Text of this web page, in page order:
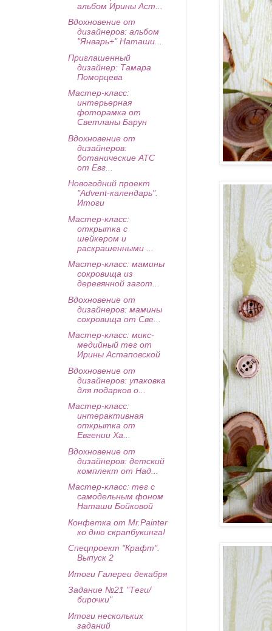
альбом Ирины Аст...
Вдохновение от
дизайнеров: альбом
"Январь+" Наташи...
Приглашенный
дизайнер: Тамара
Поморцева
Мастер-класс:
интерьерная
фоторамка от
Светланы Барун
Вдохновение от
дизайнеров:
ботанические АТС
от Евг...
Новогодний проект
"Advent-календарь".
Итоги
Мастер-класс:
открытка с
шейкером и
раскрашенными ...
Мастер-класс: мамины
сокровища из
деревянной загот...
Вдохновение от
дизайнеров: мамины
сокровища от Све...
Мастер-класс: микс-
медийный тег от
Ирины Астаповской
Вдохновение от
дизайнеров: упаковка
для подарков о...
Мастер-класс:
интерактивная
открытка от
Евгении Ха...
Вдохновение от
дизайнеров: детский
комплект от Над...
Мастер-класс: тег с
самодельным фоном
Наташи Бойковой
Конфетка от Mr.Painter
ко дню скрапбукинга!
Спецпроект "Крафт".
Выпуск 2
Итоги Галереи декабря
Задание №21 "Теги/
бирочки"
Итоги нескольких
заданий